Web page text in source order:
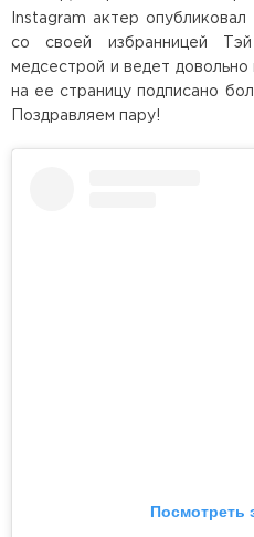
Instagram актер
со своей избранницей
медсестрой и ведет
на ее страницу подписано
Поздравляем пару!
Посмотреть